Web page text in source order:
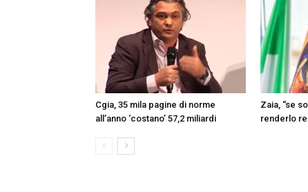
Cgia, 35 mila pagine di norme
all’anno ‘costano’ 57,2 miliardi
Zaia, “se
renderlo